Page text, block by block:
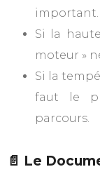
important.
Si la
moteur »
Si la
faut le
parcours.
📄 Le